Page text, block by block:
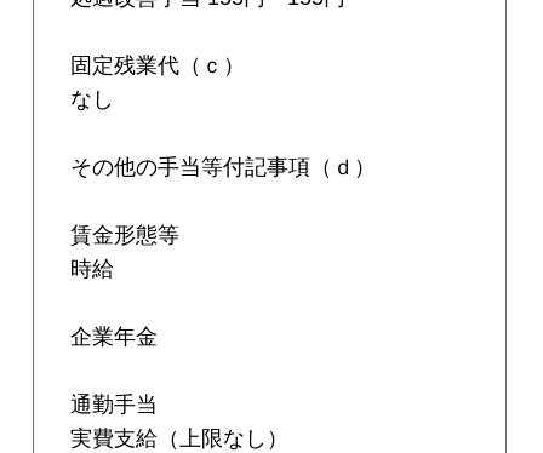
固定残業代（ｃ）
なし
その他の手当等付記事項（ｄ）
賃金形態等
時給
企業年金
通勤手当
実費支給（上限なし）